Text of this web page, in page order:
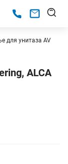
для унитаза AV
ALCA